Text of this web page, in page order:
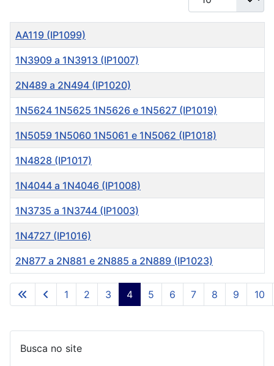
Artigos
Título
AA119 (IP1099)
1N3909 a 1N3913 (IP1007)
2N489 a 2N494 (IP1020)
1N5624 1N5625 1N5626 e 1N5627 (IP1019)
1N5059 1N5060 1N5061 e 1N5062 (IP1018)
1N4828 (IP1017)
1N4044 a 1N4046 (IP1008)
1N3735 a 1N3744 (IP1003)
1N4727 (IP1016)
2N877 a 2N881 e 2N885 a 2N889 (IP1023)
Página 4 de 11
1 2 3 4 5 6 7 8 9 10
Busca no site